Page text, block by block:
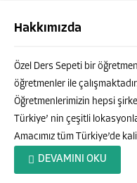
Hakkımızda
Özel Ders Sepeti bir
öğretmenler ile
Öğretmenlerimizin hepsi
Türkiye’ nin çeşitli
Amacımız tüm Türkiye’de
DEVAMINI OKU
Özel Ders